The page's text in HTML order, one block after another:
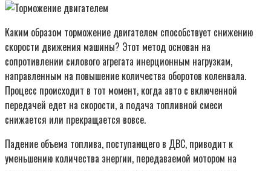
Каким образом торможение двигателем способствует снижению
скорости движения машины? Этот метод основан на
сопротивлении силового агрегата инерционным нагрузкам,
направленным на повышение количества оборотов коленвала.
Процесс происходит в тот момент, когда авто с включенной
передачей едет на скорости, а подача топливной смеси
снижается или прекращается вовсе.
Падение объема топлива, поступающего в ДВС, приводит к
уменьшению количества энергии, передаваемой мотором на